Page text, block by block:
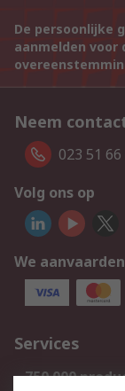
De persoonlijke
aanmelden
Neem
023 51 66
Volg ons op
We aanvaarden
Services
750.000